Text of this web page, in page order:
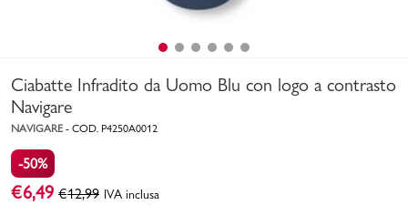
Marchi
Ciabatte Infradito da Uomo Blu con logo a contrasto
Navigare
NAVIGARE - COD. P4250A0012
-50%
€6,49 €12,99 IVA inclusa